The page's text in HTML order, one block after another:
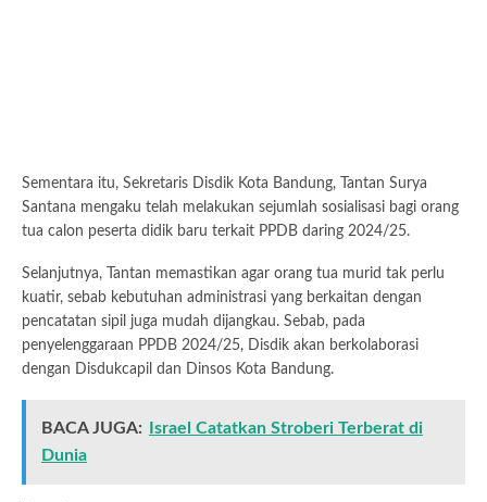
Sementara itu, Sekretaris Disdik Kota Bandung, Tantan Surya
Santana mengaku telah melakukan sejumlah sosialisasi bagi orang
tua calon peserta didik baru terkait PPDB daring 2024/25.
Selanjutnya, Tantan memastikan agar orang tua murid tak perlu
kuatir, sebab kebutuhan administrasi yang berkaitan dengan
pencatatan sipil juga mudah dijangkau. Sebab, pada
penyelenggaraan PPDB 2024/25, Disdik akan berkolaborasi
dengan Disdukcapil dan Dinsos Kota Bandung.
BACA JUGA:
Israel Catatkan Stroberi Terberat di
Dunia